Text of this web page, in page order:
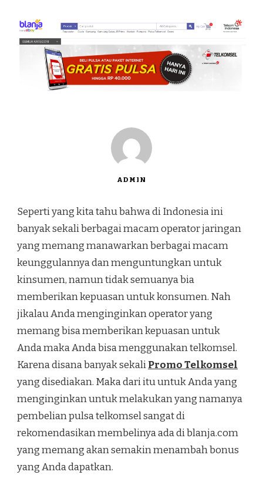
ADMIN
Seperti yang kita tahu bahwa di Indonesia ini
banyak sekali berbagai macam operator jaringan
yang memang manawarkan berbagai macam
keunggulannya dan menguntungkan untuk
kinsumen, namun tidak semuanya bia
memberikan kepuasan untuk konsumen. Nah
jikalau Anda menginginkan operator yang
memang bisa memberikan kepuasan untuk
Anda maka Anda bisa menggunakan telkomsel.
Karena disana banyak sekaliPromo Telkomsel
yang disediakan. Maka dari itu untuk Anda yang
menginginkan untuk melakukan yang namanya
pembelian pulsa telkomsel sangat di
rekomendasikan membelinya ada di blanja.com
yang memang akan semakin menambah bonus
yang Anda dapatkan.